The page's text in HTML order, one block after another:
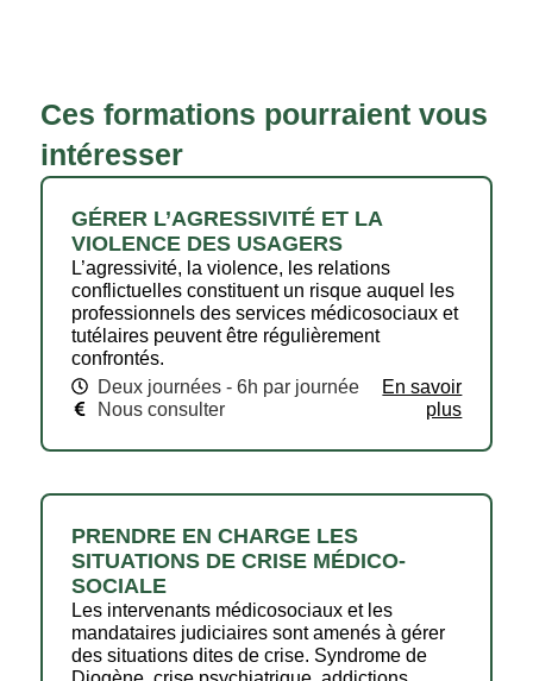
Ces formations pourraient vous
intéresser
GÉRER L’AGRESSIVITÉ ET LA
VIOLENCE DES USAGERS
L’agressivité, la violence, les relations
conflictuelles constituent un risque auquel les
professionnels des services médicosociaux et
tutélaires peuvent être régulièrement
confrontés.
Deux journées - 6h par journée
Nous consulter
En savoir
plus
PRENDRE EN CHARGE LES
SITUATIONS DE CRISE MÉDICO-
SOCIALE
Les intervenants médicosociaux et les
mandataires judiciaires sont amenés à gérer
des situations dites de crise. Syndrome de